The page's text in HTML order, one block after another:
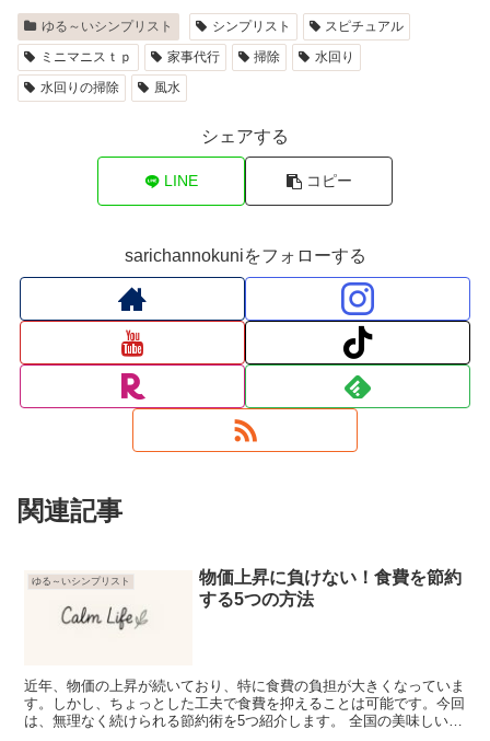
ゆる～いシンプリスト シンプリスト
スピチュアル
ミニマニスｔｐ
家事代行 掃除
水回り
水回りの掃除
風水
シェアする
LINE コピー
sarichannokuniをフォローする
関連記事
ゆる～いシンプリスト
物価上昇に負けない！食費を節約
する5つの方法
近年、物価の上昇が続いており、特に食費の負担が大きくなっていま
す。しかし、ちょっとした工夫で食費を抑えることは可能です。今回
は、無理なく続けられる節約術を5つ紹介します。 全国の美味しい特